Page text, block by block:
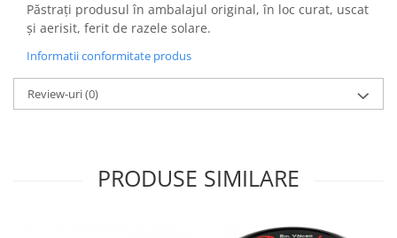
Păstrați produsul în ambalajul original, în loc curat, uscat
și aerisit, ferit de razele solare.
Informatii conformitate produs
Review-uri(0)
PRODUSE SIMILARE